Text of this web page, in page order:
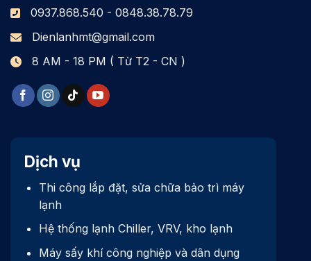
0937.868.540 - 0848.38.78.79
Dienlanhmt@gmail.com
8 AM - 18 PM ( Từ T2 - CN )
Dịch vụ
Thi công lắp đặt, sửa chữa bảo trì máy
lạnh
Hệ thống lạnh Chiller, VRV, kho lạnh
Máy sấy khí công nghiệp và dân dụng